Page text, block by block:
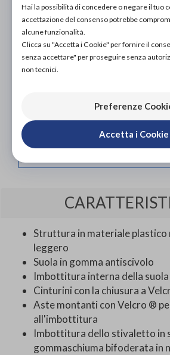
Scarica il coupon
Aggiungi al carrello
L'acquisto in negozio è
Vieni in negozio!
Struttura in materiale plastico
leggero
Suola in gomma antiscivolo
Imbottitura interna della
Cinturini con la chiusura a
Aste montanti con Velcro ®
all'imbottitura
Imbottitura dello stivaletto in
gommaschiuma bifoderata in
Hai la possibilità di concedere o negare il tuo
accettazione del consenso potrebbe
alcune funzionalità.
Clicca su "Accetta i Cookie" per fornire il
senza accettare" per proseguire senza
non tecnici.
Preferenze
Accetta i Cookie